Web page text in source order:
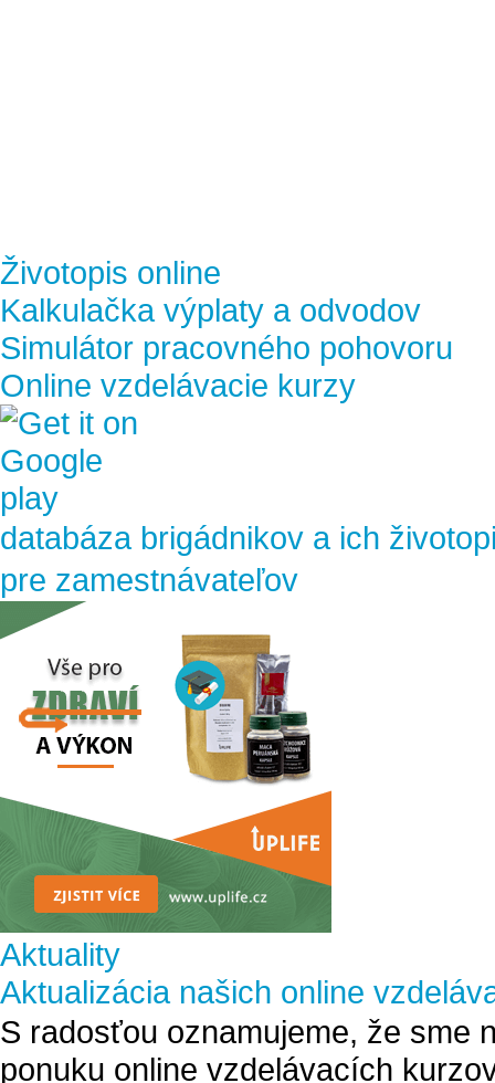
Životopis online
Kalkulačka výplaty a odvodov
Simulátor pracovného pohovoru
Online vzdelávacie kurzy
databáza brigádnikov a ich
pre zamestnávateľov
Aktuality
Aktualizácia našich online
S radosťou oznamujeme, že sme
ponuku online vzdelávacích